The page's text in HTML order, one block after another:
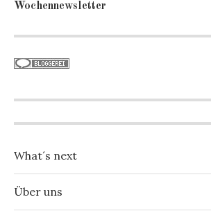
Wochennewsletter
What´s next
Über uns